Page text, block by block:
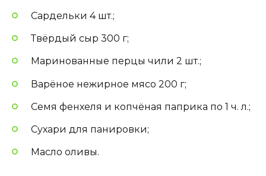
Сардельки 4 шт.;
Твёрдый сыр 300 г;
Маринованные перцы чили 2 шт.;
Варёное нежирное мясо 200 г;
Семя фенхеля и копчёная паприка по 1 ч. л.;
Сухари для панировки;
Масло оливы.